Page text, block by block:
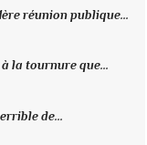
réunion publique...
la tournure que...
de...